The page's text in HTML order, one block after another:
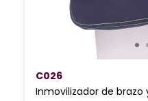
C026
Inmovilizador de